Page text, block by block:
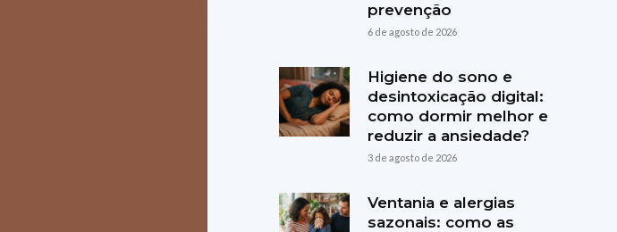
prevenção
6 de agosto de 2026
Higiene do sono e
desintoxicação digital:
como dormir melhor e
reduzir a ansiedade?
3 de agosto de 2026
Ventania e alergias
sazonais: como as